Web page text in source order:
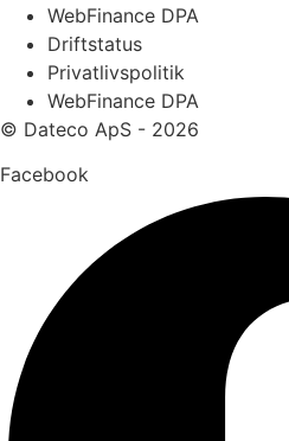
WebFinance DPA
Driftstatus
Privatlivspolitik
WebFinance DPA
© Dateco ApS - 2026
Facebook